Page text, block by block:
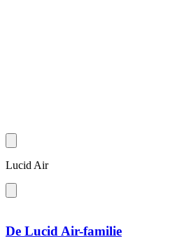
Lucid Air
De Lucid Air-familie